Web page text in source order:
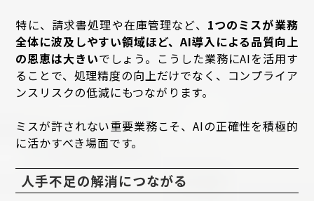
特に、請求書処理や在庫管理など、 1つのミスが業務
全体に波及しやすい領域ほど、AI導入による品質向上
の恩恵は大きいでしょう。こうした業務にAIを活用す
ることで、処理精度の向上だけでなく、コンプライア
ンスリスクの低減にもつながります。
ミスが許されない重要業務こそ、AIの正確性を積極的
に活かすべき場面です。
人手不足の解消につながる